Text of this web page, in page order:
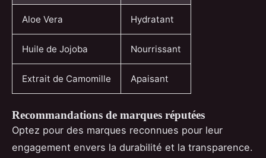
Aloe Vera Hydratant
Huile de Jojoba Nourrissant
Extrait de Camomille Apaisant
Recommandations de marques réputées
Optez pour des marques reconnues pour leur
engagement envers la durabilité et la transparence.